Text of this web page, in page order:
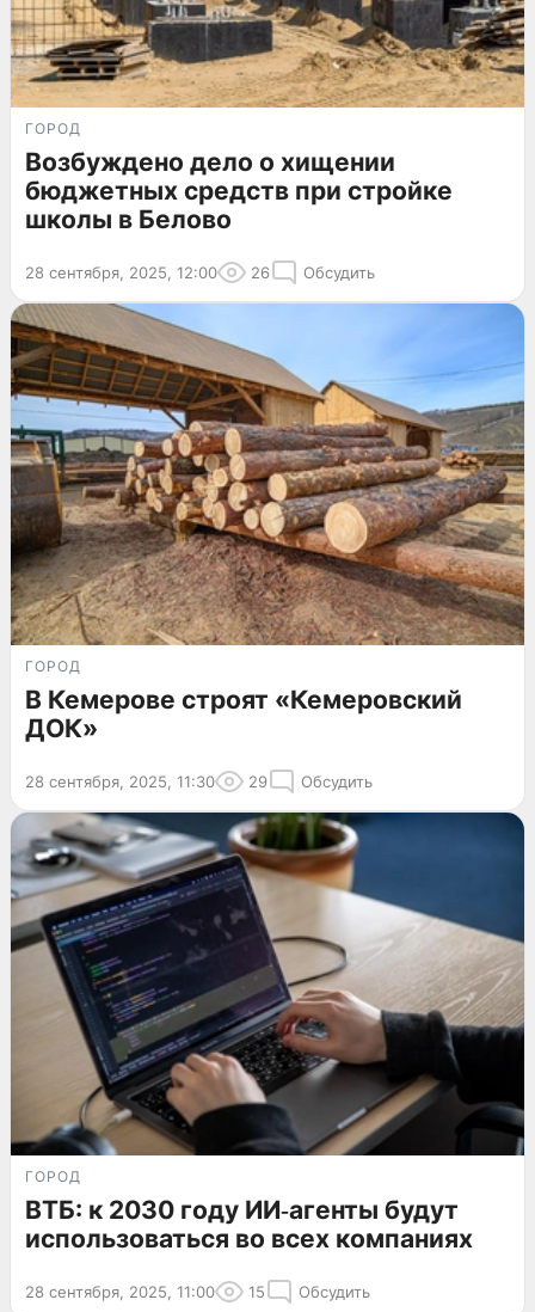
ГОРОД
Возбуждено дело о хищении
бюджетных средств при стройке
школы в Белово
28 сентября, 2025, 12:00 26 Обсудить
ГОРОД
В Кемерове строят «Кемеровский
ДОК»
28 сентября, 2025, 11:30 29 Обсудить
ГОРОД
ВТБ: к 2030 году ИИ‑агенты будут
использоваться во всех компаниях
28 сентября, 2025, 11:00 15 Обсудить